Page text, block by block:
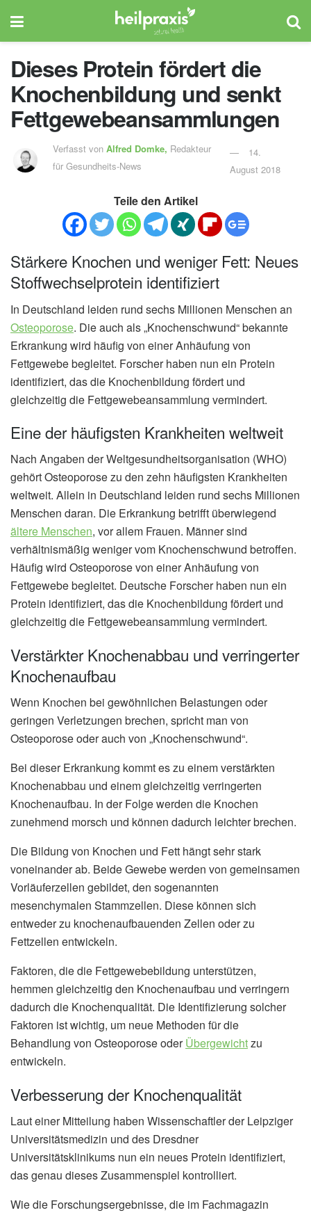
Dieses Protein fördert die
Knochenbildung und senkt
Fettgewebeansammlungen
Verfasst von Alfred Domke, Redakteur
für Gesundheits-News
14.
August 2018
Teile den Artikel
Stärkere Knochen und weniger Fett: Neues
Stoffwechselprotein identifiziert
In Deutschland leiden rund sechs Millionen Menschen an
Osteoporose. Die auch als „Knochenschwund“ bekannte
Erkrankung wird häufig von einer Anhäufung von
Fettgewebe begleitet. Forscher haben nun ein Protein
identifiziert, das die Knochenbildung fördert und
gleichzeitig die Fettgewebeansammlung vermindert.
Eine der häufigsten Krankheiten weltweit
Nach Angaben der Weltgesundheitsorganisation (WHO)
gehört Osteoporose zu den zehn häufigsten Krankheiten
weltweit. Allein in Deutschland leiden rund sechs Millionen
Menschen daran. Die Erkrankung betrifft überwiegend
ältere Menschen, vor allem Frauen. Männer sind
verhältnismäßig weniger vom Knochenschwund betroffen.
Häufig wird Osteoporose von einer Anhäufung von
Fettgewebe begleitet. Deutsche Forscher haben nun ein
Protein identifiziert, das die Knochenbildung fördert und
gleichzeitig die Fettgewebeansammlung vermindert.
Verstärkter Knochenabbau und verringerter
Knochenaufbau
Wenn Knochen bei gewöhnlichen Belastungen oder
geringen Verletzungen brechen, spricht man von
Osteoporose oder auch von „Knochenschwund“.
Bei dieser Erkrankung kommt es zu einem verstärkten
Knochenabbau und einem gleichzeitig verringerten
Knochenaufbau. In der Folge werden die Knochen
zunehmend morsch und können dadurch leichter brechen.
Die Bildung von Knochen und Fett hängt sehr stark
voneinander ab. Beide Gewebe werden von gemeinsamen
Vorläuferzellen gebildet, den sogenannten
mesenchymalen Stammzellen. Diese können sich
entweder zu knochenaufbauenden Zellen oder zu
Fettzellen entwickeln.
Faktoren, die die Fettgewebebildung unterstützen,
hemmen gleichzeitig den Knochenaufbau und verringern
dadurch die Knochenqualität. Die Identifizierung solcher
Faktoren ist wichtig, um neue Methoden für die
Behandlung von Osteoporose oderÜbergewichtzu
entwickeln.
Verbesserung der Knochenqualität
Laut einer Mitteilung haben Wissenschaftler der Leipziger
Universitätsmedizin und des Dresdner
Universitätsklinikums nun ein neues Protein identifiziert,
das genau dieses Zusammenspiel kontrolliert.
Wie die Forschungsergebnisse, die im Fachmagazin